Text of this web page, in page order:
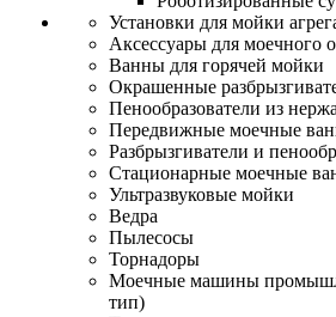
Установки для мойки
Аксессуары для моечного
Ванны для горячей мойки
Окрашенные
Пенообразователи из
Передвижные моечные
Разбрызгиватели и
Стационарные моечные
Ультразвуковые мойки
Ведра
Пылесосы
Торнадоры
Моечные машины
тип)